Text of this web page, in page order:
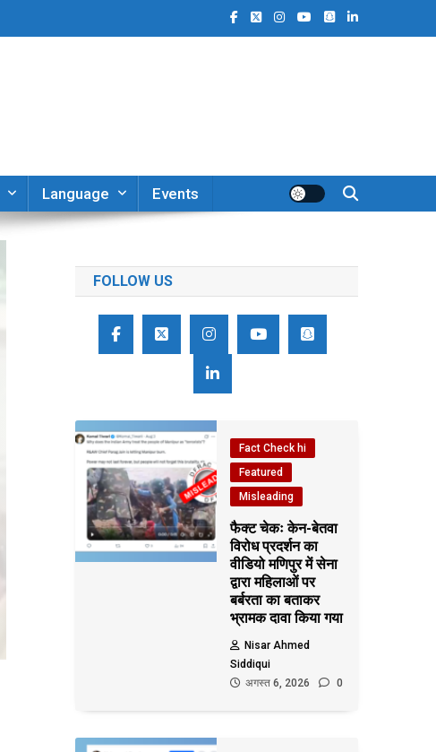
Language Events
FOLLOW US
Fact Check hi
Featured
Misleading
फैक्ट चेकः केन-बेतवा
विरोध प्रदर्शन का
वीडियो मणिपुर में सेना
द्वारा महिलाओं पर
बर्बरता का बताकर
भ्रामक दावा किया गया
Nisar Ahmed
Siddiqui
अगस्त 6, 2026
0